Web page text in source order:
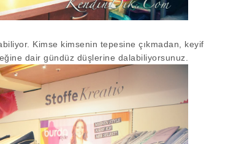
Kimse kimsenin tepesine çıkmadan, keyif
dair gündüz düşlerine dalabiliyorsunuz.